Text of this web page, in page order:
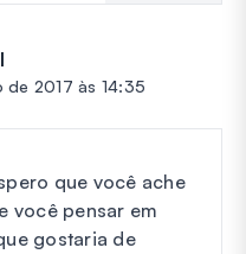
de 2017 às 14:35
que você ache
você pensar em
gostaria de